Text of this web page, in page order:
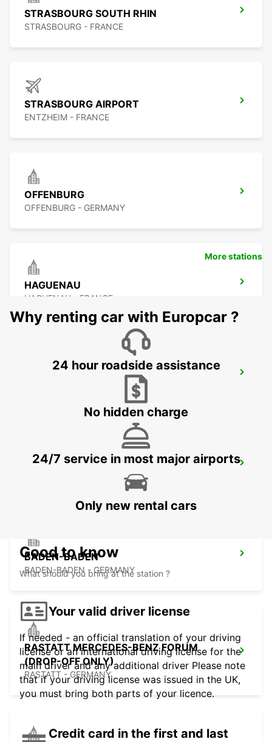
STRASBOURG SOUTH RHIN
STRASBOURG - FRANCE
STRASBOURG AIRPORT
ENTZHEIM - FRANCE
OFFENBURG
OFFENBURG - GERMANY
HAGUENAU
HAGUENAU - FRANCE
KARLSRUHE BADEN-BADEN AIRPORT
RHEINMUENSTER - GERMANY
BADEN-BADEN
BADEN-BADEN - GERMANY
RASTATT MERCEDES-BENZ FORUM
(DROP-OFF ONLY)
RASTATT - GERMANY
More stations
Why renting car with Europcar ?
24 hour roadside assistance
No hidden charge
24/7 service in most major airports
Only new rental cars
Good to know
What should you bring at the station ?
Your valid driver license
If needed - an official translation of your driving
license or an international driving license for the
main driver and any additional driver Please note
that if your driving license was issued in the UK,
you must bring both parts of your licence.
Credit card in the first and last